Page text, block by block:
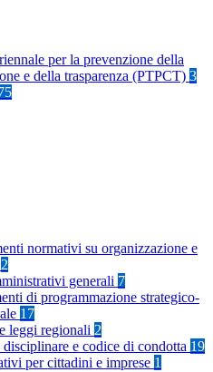
per la prevenzione della
e della trasparenza (PTPCT) 3
normativi su organizzazione e
2
generali 7
di programmazione strategico-
17
leggi regionali 2
e codice di condotta 19
per cittadini e imprese 1